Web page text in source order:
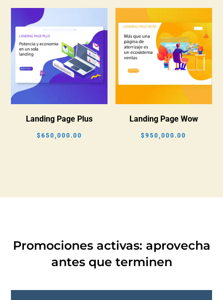
Landing Page Plus
$650,000.00
Landing Page Wow
$950,000.00
Promociones activas: aprovecha
antes que terminen